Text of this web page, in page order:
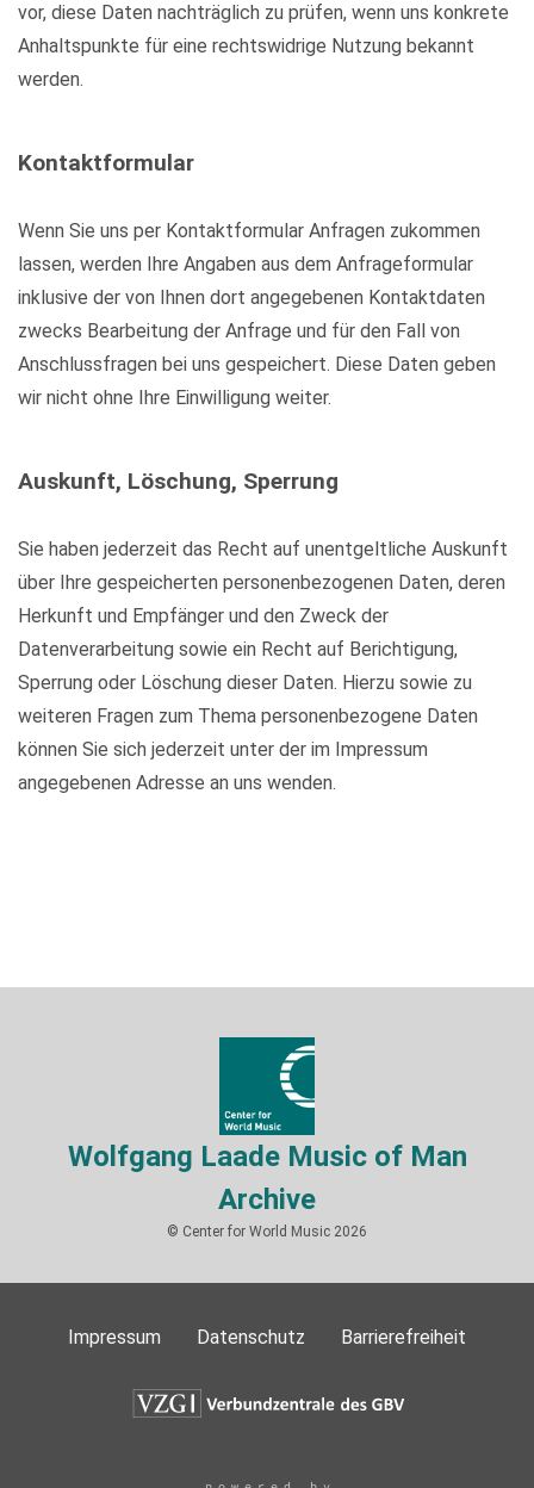
vor, diese Daten nachträglich zu prüfen, wenn uns konkrete
Anhaltspunkte für eine rechtswidrige Nutzung bekannt
werden.
Kontaktformular
Wenn Sie uns per Kontaktformular Anfragen zukommen
lassen, werden Ihre Angaben aus dem Anfrageformular
inklusive der von Ihnen dort angegebenen Kontaktdaten
zwecks Bearbeitung der Anfrage und für den Fall von
Anschlussfragen bei uns gespeichert. Diese Daten geben
wir nicht ohne Ihre Einwilligung weiter.
Auskunft, Löschung, Sperrung
Sie haben jederzeit das Recht auf unentgeltliche Auskunft
über Ihre gespeicherten personenbezogenen Daten, deren
Herkunft und Empfänger und den Zweck der
Datenverarbeitung sowie ein Recht auf Berichtigung,
Sperrung oder Löschung dieser Daten. Hierzu sowie zu
weiteren Fragen zum Thema personenbezogene Daten
können Sie sich jederzeit unter der im Impressum
angegebenen Adresse an uns wenden.
Wolfgang Laade Music of Man
Archive
© Center for World Music 2026
Impressum Datenschutz Barrierefreiheit